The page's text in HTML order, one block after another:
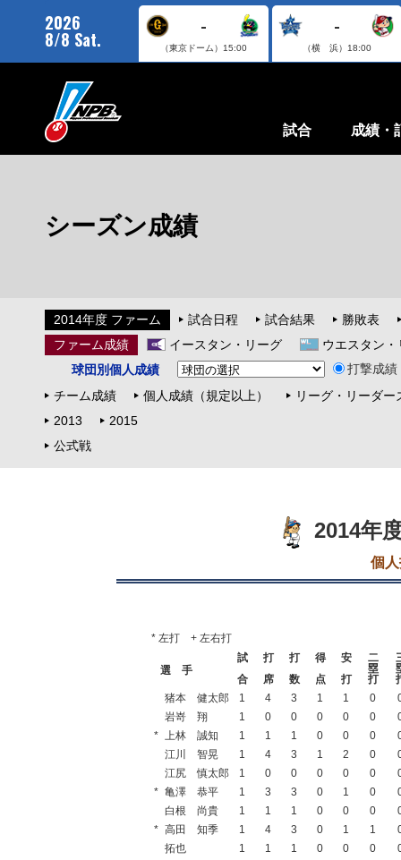
2026
8/8 Sat.
-
（東京ドーム） 15:00
-
（横 浜） 18:00
試合 成績・
シーズン成績
2014年度 ファーム 試合日程 試合結果
勝敗表
ファーム成績
イースタン・リーグ
ウエスタン・
球団別個人成績
打撃成績
チーム成績
個人成績（規定以上）
リーグ・リーダー
2013
2015
公式戦
2014年
個
* 左打 + 左右打
選 手
試
合
打
席
打
数
得
点
安
打
二
塁
打
猪本 健太郎
1 4 3 1 1 0
岩嵜 翔
1 0 0 0 0 0
* 上林 誠知 1 1 1 0 0 0
江川 智晃
1 4 3 1 2 0
江尻 慎太郎
1 0 0 0 0 0
* 亀澤 恭平 1 3 3 0 1 0
白根 尚貴
1 1 1 0 0 0
* 高田 知季 1 4 3 0 1 1
拓也
1 1 1 0 0 0